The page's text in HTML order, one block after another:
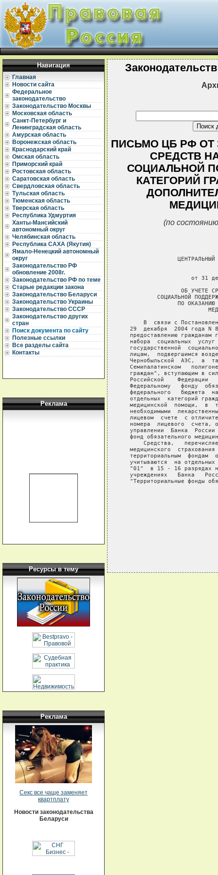
Навигация
Главная
Новости сайта
Федеральное
законодательство
Законодательство Москвы
Московская область
Санкт-Петербург и
Ленинградская область
Амурская область
Воронежская область
Краснодарский край
Омская область
Приморский край
Ростовская область
Саратовская область
Свердловская область
Тульская область
Тюменская область
Тверская область
Республика Удмуртия
Ханты-Мансийский
автономный округ
Челябинская область
Республика САХА (Якутия)
Ямало-Ненецкий автономный
округ
Законодательство РФ
обновление 2008г.
Законодательство РФ по теме
Старые редакции закона
Законодательство Беларуси
Законодательство Украины
Законодательство СССР
Законодательство других
стран
Поиск документа по сайту
Полезные ссылки
Все разделы сайта
Контакты
Реклама
Ресурсы в тему
Реклама
Секс все чаще заменяет
квартплату
Новости законодательства
Беларуси
ПИСЬМО ЦБ РФ ОТ
СРЕДСТВ
СОЦИАЛЬНОЙ
КАТЕГОРИЙ
(по
от 31
ОБ УЧЕТЕ
СОЦИАЛЬНОЙ
ПО
В  связи с
29  декабря  2004 года N
предоставлению гражданам
набора  социальных
государственной
лицам,  подвергшимся
Чернобыльской  АЭС,  а
Семипалатинском
граждан", вступающим в
Российской    Федерации
Федеральному   фонду
федерального   бюджета
отдельных  категорий
медицинской  помощи,  в
необходимыми
лицевом  счете  с
номера  лицевого  счета,
управлении  Банка
фонд обязательного
Средства,
медицинского
территориальным  фондам
учитываются  на
"01"  в 15 - 16 разрядах
учреждениях   Банка
"Территориальные фонды